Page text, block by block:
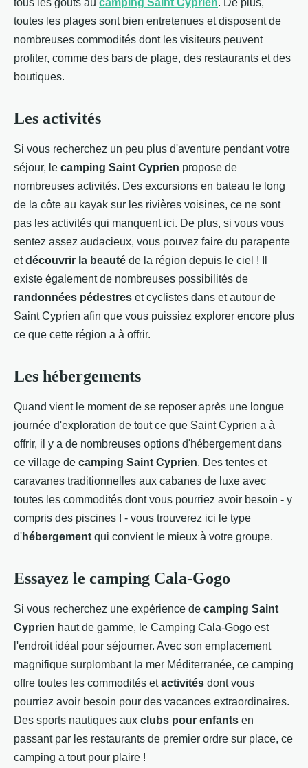
tous les goûts au camping Saint Cyprien. De plus,
toutes les plages sont bien entretenues et disposent de
nombreuses commodités dont les visiteurs peuvent
profiter, comme des bars de plage, des restaurants et des
boutiques.
Les activités
Si vous recherchez un peu plus d'aventure pendant votre
séjour, le camping Saint Cyprien propose de
nombreuses activités. Des excursions en bateau le long
de la côte au kayak sur les rivières voisines, ce ne sont
pas les activités qui manquent ici. De plus, si vous vous
sentez assez audacieux, vous pouvez faire du parapente
etdécouvrir la beauté de la région depuis le ciel ! Il
existe également de nombreuses possibilités de
randonnées pédestres et cyclistes dans et autour de
Saint Cyprien afin que vous puissiez explorer encore plus
ce que cette région a à offrir.
Les hébergements
Quand vient le moment de se reposer après une longue
journée d'exploration de tout ce que Saint Cyprien a à
offrir, il y a de nombreuses options d'hébergement dans
ce village de camping Saint Cyprien. Des tentes et
caravanes traditionnelles aux cabanes de luxe avec
toutes les commodités dont vous pourriez avoir besoin - y
compris des piscines ! - vous trouverez ici le type
d'hébergement qui convient le mieux à votre groupe.
Essayez le camping Cala-Gogo
Si vous recherchez une expérience de camping Saint
Cyprien haut de gamme, le Camping Cala-Gogo est
l'endroit idéal pour séjourner. Avec son emplacement
magnifique surplombant la mer Méditerranée, ce camping
offre toutes les commodités etactivités dont vous
pourriez avoir besoin pour des vacances extraordinaires.
Des sports nautiques aux clubs pour enfants en
passant par les restaurants de premier ordre sur place, ce
camping a tout pour plaire !